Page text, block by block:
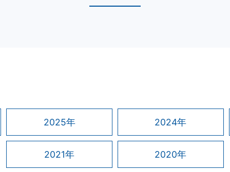
個人情報保護方針
2025年 2024年
2021年 2020年